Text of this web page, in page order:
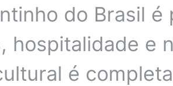
do Brasil
hospitalidade e
é